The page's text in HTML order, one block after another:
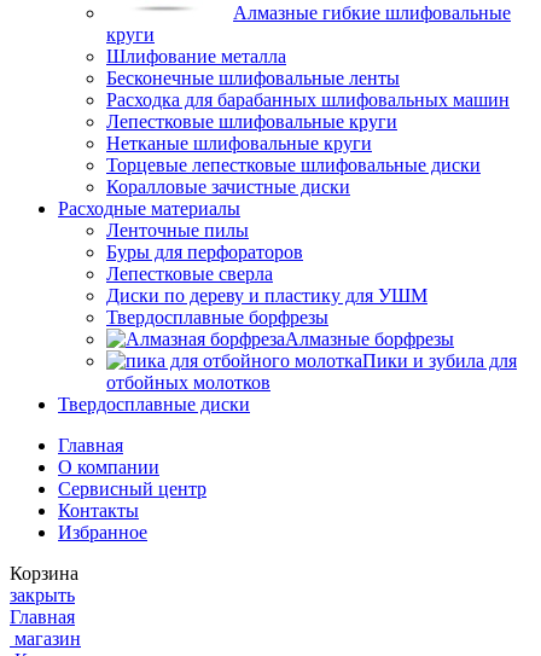
Алмазные гибкие шлифовальные
круги
Шлифование металла
Бесконечные шлифовальные ленты
Расходка для барабанных шлифовальных машин
Лепестковые шлифовальные круги
Нетканые шлифовальные круги
Торцевые лепестковые шлифовальные диски
Коралловые зачистные диски
Расходные материалы
Ленточные пилы
Буры для перфораторов
Лепестковые сверла
Диски по дереву и пластику для УШМ
Твердосплавные борфрезы
Алмазные борфрезы
Пики и зубила для
отбойных молотков
Твердосплавные диски
Главная
О компании
Сервисный центр
Контакты
Избранное
Корзина
закрыть
Главная
магазин